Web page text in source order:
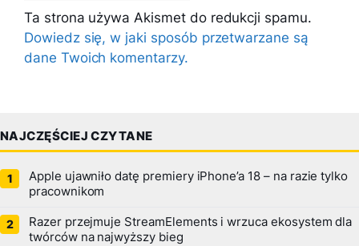
Ta strona używa Akismet do redukcji spamu.
Dowiedz się, w jaki sposób przetwarzane są
dane Twoich komentarzy.
NAJCZĘŚCIEJ CZYTANE
Apple ujawniło datę premiery iPhone’a 18 – na razie tylko
pracownikom
Razer przejmuje StreamElements i wrzuca ekosystem dla
twórców na najwyższy bieg